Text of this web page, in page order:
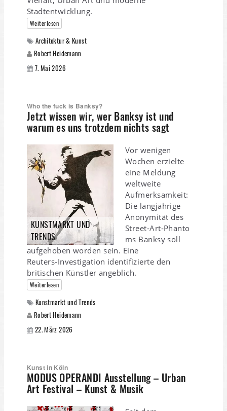
Stadtentwicklung.
Weiterlesen
Architektur & Kunst
Robert Heidemann
7. Mai 2026
Who the fuck is Banksy?
Jetzt wissen wir, wer Banksy ist und
warum es uns trotzdem nichts sagt
KUNSTMARKT UND
TRENDS
Vor wenigen
Wochen erzielte
eine Meldung
weltweite
Aufmerksamkeit:
Die langjährige
Anonymität des
Street‑Art‑Phanto
ms Banksy soll
aufgehoben worden sein. Eine
Reuters‑Investigation identifizierte den
britischen Künstler angeblich.
Weiterlesen
Kunstmarkt und Trends
Robert Heidemann
22. März 2026
Kunst in Köln
MODUS OPERANDI Ausstellung – Urban
Art Festival – Kunst & Musik